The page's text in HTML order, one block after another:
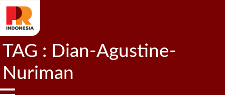
TAG : Dian-Agustine-
Nuriman